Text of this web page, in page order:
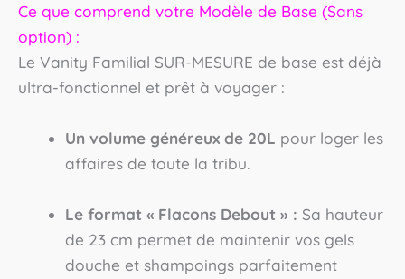
Ce que comprend votre Modèle de Base (Sans
option) :
Le Vanity Familial SUR-MESURE de base est déjà
ultra-fonctionnel et prêt à voyager :
Un volume généreux de 20L pour loger les
affaires de toute la tribu.
Le format « Flacons Debout » : Sa hauteur
de 23 cm permet de maintenir vos gels
douche et shampoings parfaitement